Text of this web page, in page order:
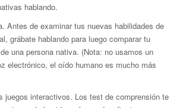
hablando.
Antes de examinar tus nuevas habilidades de
grábate hablando para luego comparar tu
una persona nativa. (Nota: no usamos un
electrónico, el oído humano es mucho más
juegos interactivos. Los test de comprensión te